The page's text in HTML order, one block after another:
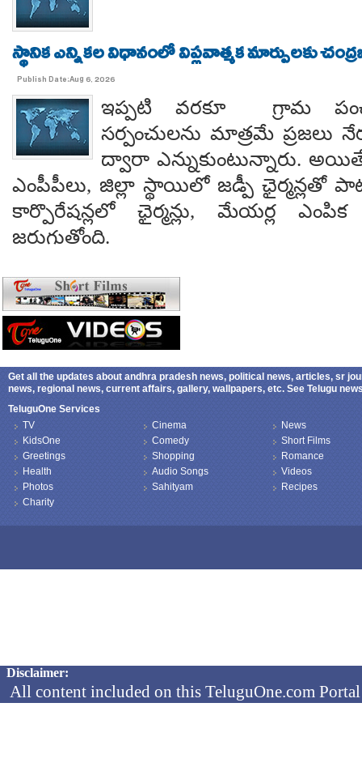
స్థానిక ఎన్నికల విధానంలో విప్లవాత్మక మార్పులకు
Publish Date:Aug 6, 2026
ఇప్పటి వరకూ గ్రామ
సర్పంచులను మాత్రమే ప్రజలు
ద్వారా ఎన్నుకుంటున్నారు.
ఎంపీపీలు, జిల్లా స్థాయిలో జడ్పీ ఛైర్మన్లతో
కార్పొరేషన్లలో ఛైర్మన్లు, మేయర్ల ఎంపిక
జరుగుతోంది.
Get all the updates about andhra pradesh news, political news, articles, sr
news, regional news, current affairs, gallery, wallpapers, etc. See Telugu
TeluguOne Services
TV
KidsOne
Greetings
Health
Photos
Charity
Cinema
Comedy
Shopping
Audio Songs
Sahityam
News
Short Films
Romance
Videos
Recipes
Disclaimer:
All content included on this TeluguOne.com